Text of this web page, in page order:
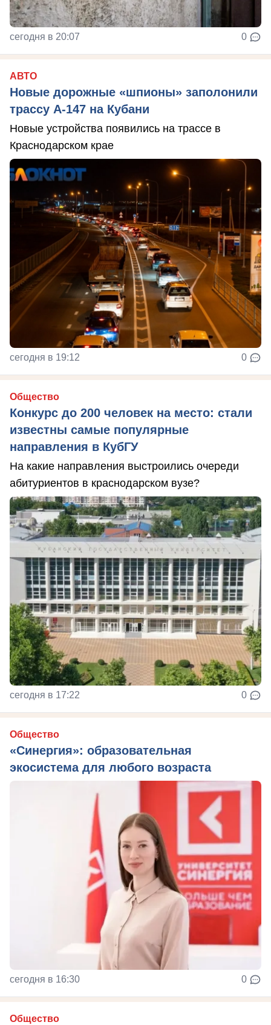
сегодня в 20:07 0
АВТО
Новые дорожные «шпионы» заполонили
трассу А-147 на Кубани
Новые устройства появились на трассе в
Краснодарском крае
сегодня в 19:12 0
Общество
Конкурс до 200 человек на место: стали
известны самые популярные
направления в КубГУ
На какие направления выстроились очереди
абитуриентов в краснодарском вузе?
сегодня в 17:22 0
Общество
«Синергия»: образовательная
экосистема для любого возраста
сегодня в 16:30 0
Общество